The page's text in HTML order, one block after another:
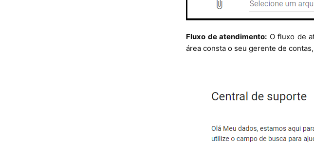
Fluxo de atendimento: O fluxo de
área consta o seu gerente de